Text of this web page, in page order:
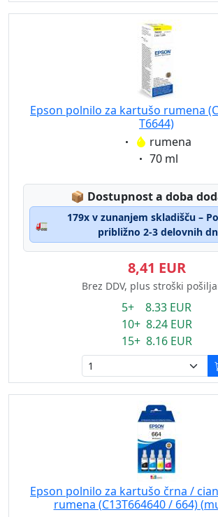
Epson polnilo za kartušo rumena
T6644)
Eigenschaft:
rumena
Eigenschaft:
70 ml
📦 Lagerstatus:
Dostupnost a doba
🚛
179x v zunanjem skladišču –
približno 2-3 delovnih
8,41 EUR
Brez DDV, plus stroški
5+ 8.33 EUR
10+ 8.24 EUR
15+ 8.16 EUR
Epson polnilo za kartušo črna /
rumena (C13T664640 / 664)